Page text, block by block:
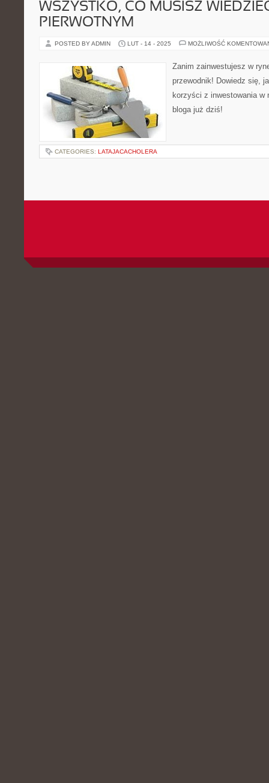
WSZYSTKO, CO MUSISZ
PIERWOTNYM
POSTED BY ADMIN LUT - 14 - 2025 MOŻLIWOŚĆ
Zanim zainwestujesz w
przewodnik! Dowiedz się,
korzyści z inwestowania w
bloga już dziś!
CATEGORIES: LATAJACACHOLERA